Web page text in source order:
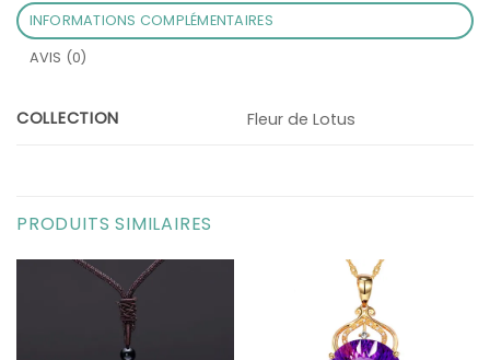
INFORMATIONS COMPLÉMENTAIRES
AVIS (0)
COLLECTION Fleur de Lotus
PRODUITS SIMILAIRES